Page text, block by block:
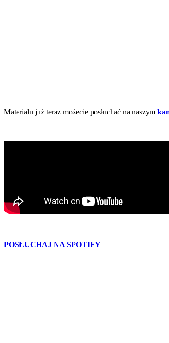
Materiału już teraz możecie posłuchać na naszym
POSŁUCHAJ NA SPOTIFY